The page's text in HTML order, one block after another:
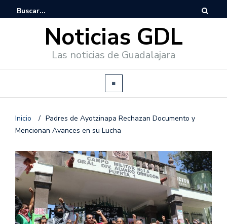
Noticias GDL
Las noticias de Guadalajara
Inicio / Padres de Ayotzinapa Rechazan Documento y
Mencionan Avances en su Lucha